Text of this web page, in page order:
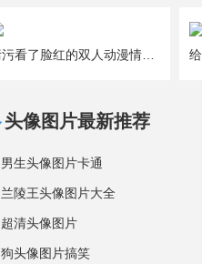
头像图片最新推荐
男生头像图片卡通
兰陵王头像图片大全
超清头像图片
狗头像图片搞笑